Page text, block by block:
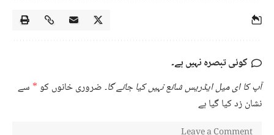
کوئی تبصرہ نہیں ہے۔
آپ کا ای میل ایڈریس شائع نہیں کیا جائے گا۔ضروری خانوں کو* سے
نشان زد کیا گیا ہے